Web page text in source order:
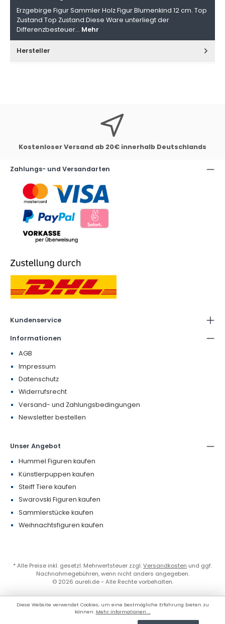
Erzgebirge Figur Sammler Holz Figur Blumenkind 12 cm. Top
Zustand Top Zustand.Diese Ware unterliegt der
Differenzbesteuer… Mehr
Hersteller
Kostenloser Versand ab 20€ innerhalb Deutschlands
Zahlungs- und Versandarten
Kundenservice
Informationen
AGB
Impressum
Datenschutz
Widerrufsrecht
Versand- und Zahlungsbedingungen
Newsletter bestellen
Unser Angebot
Hummel Figuren kaufen
Künstlerpuppen kaufen
Steiff Tiere kaufen
Swarovski Figuren kaufen
Sammlerstücke kaufen
Weihnachtsfiguren kaufen
* Alle Preise inkl. gesetzl. Mehrwertsteuer zzgl.Versandkosten und ggf.
Nachnahmegebühren, wenn nicht anders angegeben.
© 2026 aureli.de - Alle Rechte vorbehalten.
Diese Website verwendet Cookies, um eine bestmögliche Erfahrung bieten zu
können. Mehr Informationen ...